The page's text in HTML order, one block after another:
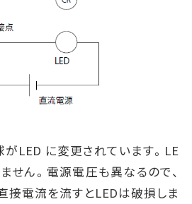
LED に変更されています。LE
せん。電源電圧も異なるので、
接電流を流すとLEDは破損しま